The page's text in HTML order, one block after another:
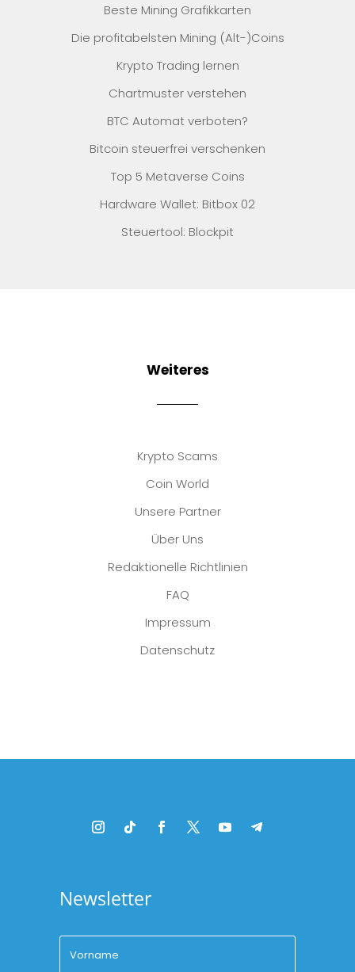
Beste Mining Grafikkarten
Die profitabelsten Mining (Alt-)Coins
Krypto Trading lernen
Chartmuster verstehen
BTC Automat verboten?
Bitcoin steuerfrei verschenken
Top 5 Metaverse Coins
Hardware Wallet: Bitbox 02
Steuertool: Blockpit
Weiteres
Krypto Scams
Coin World
Unsere Partner
Über Uns
Redaktionelle Richtlinien
FAQ
Impressum
Datenschutz
Newsletter